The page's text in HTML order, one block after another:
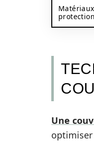
protection
Une
optimiser